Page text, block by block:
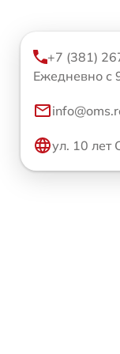
+7 (381)
Ежедневно с
ул. 10 лет